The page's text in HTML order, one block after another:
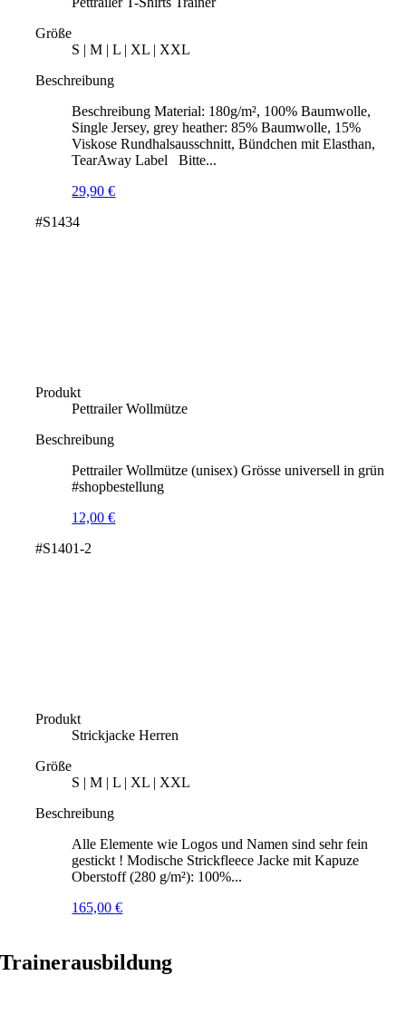
Größe
S | M | L | XL | XXL
Beschreibung
Beschreibung Material: 180g/m², 100% Baumwolle,
Single Jersey, grey heather: 85% Baumwolle, 15%
Viskose Rundhalsausschnitt, Bündchen mit Elasthan,
TearAway Label Bitte...
29,90€
#S1434
Produkt
Pettrailer Wollmütze
Beschreibung
Pettrailer Wollmütze (unisex) Grösse universell in grün
#shopbestellung
12,00€
#S1401-2
Produkt
Strickjacke Herren
Größe
S | M | L | XL | XXL
Beschreibung
Alle Elemente wie Logos und Namen sind sehr fein
gestickt ! Modische Strickfleece Jacke mit Kapuze
Oberstoff (280 g/m²): 100%...
165,00€
Trainerausbildung